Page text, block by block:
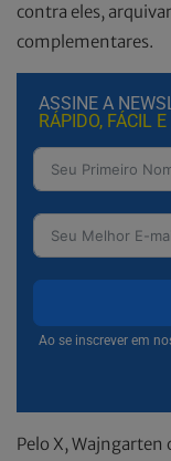
contra eles,
complementares.
ASSINE A
RÁPIDO, FÁCIL
Ao se inscrever em
Pelo X,